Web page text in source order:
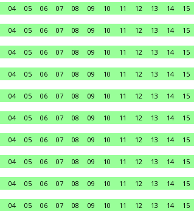
04 05 06 07 08 09 10 11 12 13 14 15
04 05 06 07 08 09 10 11 12 13 14 15
04 05 06 07 08 09 10 11 12 13 14 15
04 05 06 07 08 09 10 11 12 13 14 15
04 05 06 07 08 09 10 11 12 13 14 15
04 05 06 07 08 09 10 11 12 13 14 15
04 05 06 07 08 09 10 11 12 13 14 15
04 05 06 07 08 09 10 11 12 13 14 15
04 05 06 07 08 09 10 11 12 13 14 15
04 05 06 07 08 09 10 11 12 13 14 15